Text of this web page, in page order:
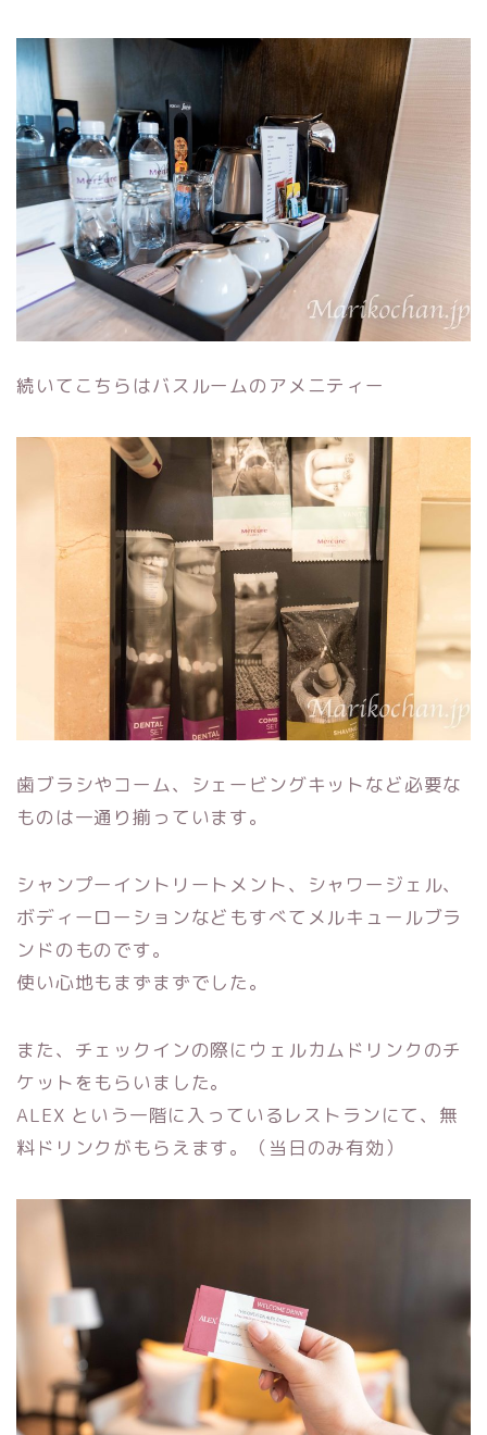
続いてこちらはバスルームのアメニティー
歯ブラシやコーム、シェービングキットなど必要な
ものは一通り揃っています。
シャンプーイントリートメント、シャワージェル、
ボディーローションなどもすべてメルキュールブラ
ンドのものです。
使い心地もまずまずでした。
また、チェックインの際にウェルカムドリンクのチ
ケットをもらいました。
ALEX という一階に入っているレストランにて、無
料ドリンクがもらえます。（当日のみ有効）